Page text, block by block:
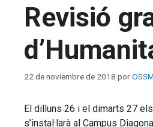
Revisió
22 de noviembre de 2018 por
El dilluns 26 i el dimarts 27 els
s’instal·larà al Campus